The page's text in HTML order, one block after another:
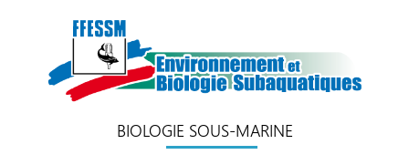
BIOLOGIE SOUS-MARINE